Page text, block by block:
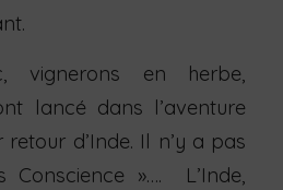
vignerons en herbe,
lancé dans l’aventure
d’Inde. Il n’y a pas
Conscience »…. L’Inde,